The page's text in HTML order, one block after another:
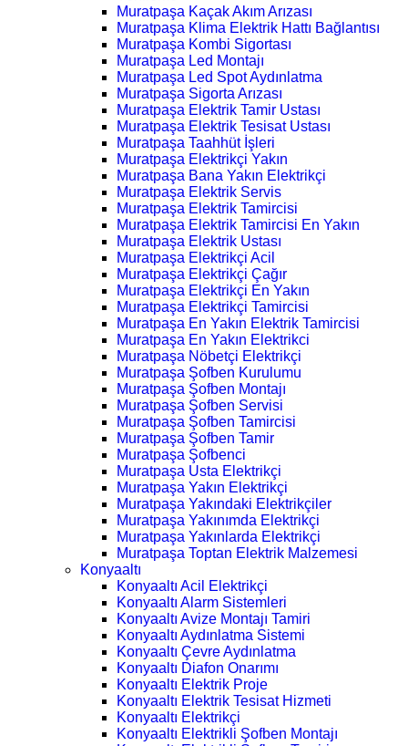
Muratpaşa Kaçak Akım Arızası
Muratpaşa Klima Elektrik Hattı Bağlantısı
Muratpaşa Kombi Sigortası
Muratpaşa Led Montajı
Muratpaşa Led Spot Aydınlatma
Muratpaşa Sigorta Arızası
Muratpaşa Elektrik Tamir Ustası
Muratpaşa Elektrik Tesisat Ustası
Muratpaşa Taahhüt İşleri
Muratpaşa Elektrikçi Yakın
Muratpaşa Bana Yakın Elektrikçi
Muratpaşa Elektrik Servis
Muratpaşa Elektrik Tamircisi
Muratpaşa Elektrik Tamircisi En Yakın
Muratpaşa Elektrik Ustası
Muratpaşa Elektrikçi Acil
Muratpaşa Elektrikçi Çağır
Muratpaşa Elektrikçi En Yakın
Muratpaşa Elektrikçi Tamircisi
Muratpaşa En Yakın Elektrik Tamircisi
Muratpaşa En Yakın Elektrikci
Muratpaşa Nöbetçi Elektrikçi
Muratpaşa Şofben Kurulumu
Muratpaşa Şofben Montajı
Muratpaşa Şofben Servisi
Muratpaşa Şofben Tamircisi
Muratpaşa Şofben Tamir
Muratpaşa Şofbenci
Muratpaşa Usta Elektrikçi
Muratpaşa Yakın Elektrikçi
Muratpaşa Yakındaki Elektrikçiler
Muratpaşa Yakınımda Elektrikçi
Muratpaşa Yakınlarda Elektrikçi
Muratpaşa Toptan Elektrik Malzemesi
Konyaaltı
Konyaaltı Acil Elektrikçi
Konyaaltı Alarm Sistemleri
Konyaaltı Avize Montajı Tamiri
Konyaaltı Aydınlatma Sistemi
Konyaaltı Çevre Aydınlatma
Konyaaltı Diafon Onarımı
Konyaaltı Elektrik Proje
Konyaaltı Elektrik Tesisat Hizmeti
Konyaaltı Elektrikçi
Konyaaltı Elektrikli Şofben Montajı